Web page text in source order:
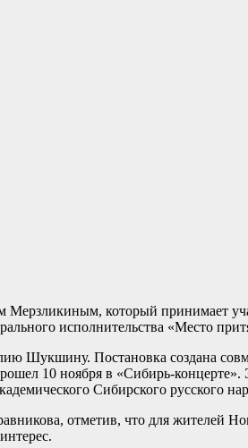
который принимает
исполнительства «Место
Шукшину. Постановка создана
10 ноября в «Сибирь-концерте».
Сибирского русского
отметив, что для жителей